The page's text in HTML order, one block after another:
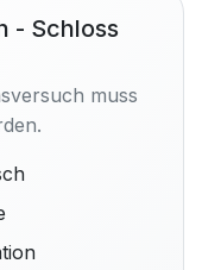
- Schloss
muss